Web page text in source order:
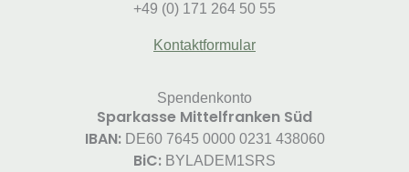
+49 (0) 171 264 50 55
Kontaktformular
Spendenkonto
Sparkasse Mittelfranken Süd
IBAN: DE60 7645 0000 0231 438060
BiC: BYLADEM1SRS